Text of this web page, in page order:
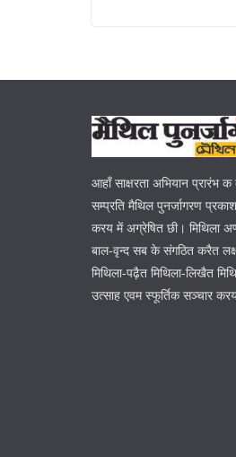
आहाँ साक्षरता अभियान प्रारंभ
सम्प्रति मैथिल पुनर्जागरण
करय में अग्रेषित छी। मिथिला
बाल-वृन्द सब के संगठित करैत
मिथिला-पढ़ैत मिथिला-लिखैत
उत्साह एवम स्फूर्तिक सञ्चार